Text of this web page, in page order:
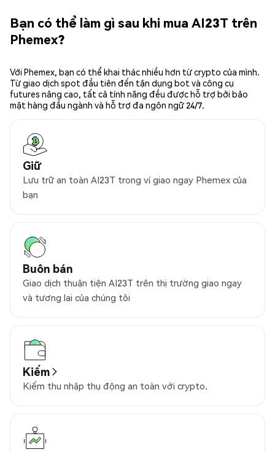
Bạn có thể làm gì sau khi mua AI23T trên
Phemex?
Với Phemex, bạn có thể khai thác nhiều hơn từ crypto của mình.
Từ giao dịch spot đầu tiên đến tận dụng bot và công cụ
futures nâng cao, tất cả tính năng đều được hỗ trợ bởi bảo
mật hàng đầu ngành và hỗ trợ đa ngôn ngữ 24/7.
Giữ
Lưu trữ an toàn AI23T trong ví giao ngay Phemex của
bạn
Buôn bán
Giao dịch thuận tiện AI23T trên thị trường giao ngay
và tương lai của chúng tôi
Kiếm
Kiếm thu nhập thụ động an toàn với crypto.